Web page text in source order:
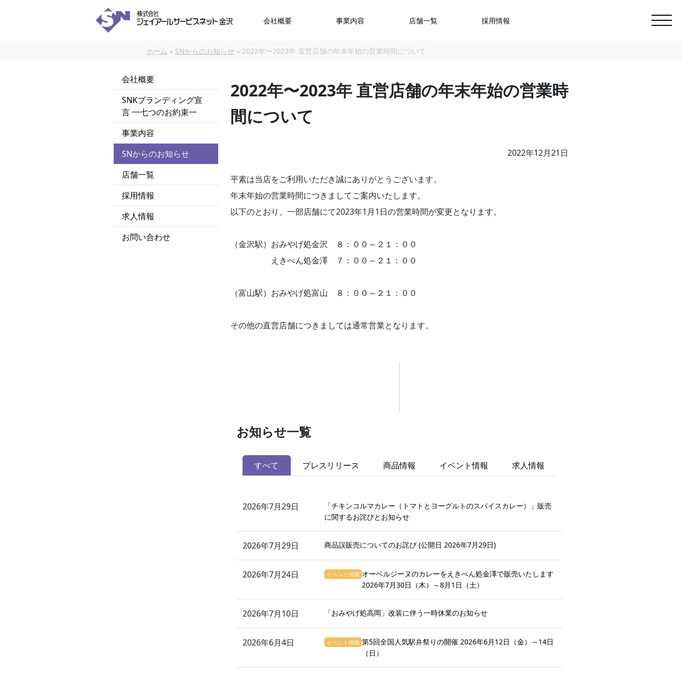
会社概要 事業内容 店舗一覧 採用情報
ホーム » SNからのお知らせ » 2022年〜2023年 直営店舗の年末年始の営業時間について
会社概要
SNKブランディング宣
言 一七つのお約束一
事業内容
SNからのお知らせ
店舗一覧
採用情報
求人情報
お問い合わせ
2022年〜2023年 直営店舗の年末年始の営業時
間について
2022年12月21日
平素は当店をご利用いただき誠にありがとうございます。
年末年始の営業時間につきましてご案内いたします。
以下のとおり、一部店舗にて2023年1月1日の営業時間が変更となります。
（金沢駅）おみやげ処金沢 ８：００～２１：００
えきべん処金澤 ７：００～２１：００
（富山駅）おみやげ処富山 ８：００～２１：００
その他の直営店舗につきましては通常営業となります。
お知らせ一覧
すべて プレスリリース 商品情報 イベント情報 求人情報
2026年7月29日
「チキンコルマカレー（トマトとヨーグルトのスパイスカレー）」販売
に関するお詫びとお知らせ
2026年7月29日 商品誤販売についてのお詫び (公開日 2026年7月29日)
2026年7月24日 イベント情報 オーベルジーヌのカレーをえきべん処金澤で販売いたします
2026年7月30日（木）～8月1日（土）
2026年7月10日 「おみやげ処高岡」改装に伴う一時休業のお知らせ
2026年6月4日 イベント情報 第5回全国人気駅弁祭りの開催 2026年6月12日（金）～14日
（日）